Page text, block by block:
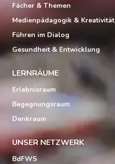
Fächer & Themen
Medienpädagogik & Kreativität
Führen im Dialog
Gesundheit & Entwicklung
LERNRÄUME
Erlebnisraum
Begegnungsraum
Denkraum
UNSER NETZWERK
BdFWS